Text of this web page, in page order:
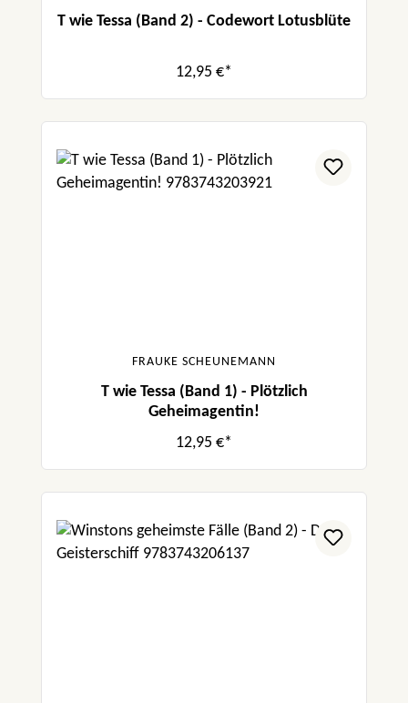
T wie Tessa (Band 2) - Codewort Lotusblüte
12,95 €*
FRAUKE SCHEUNEMANN
T wie Tessa (Band 1) - Plötzlich
Geheimagentin!
12,95 €*